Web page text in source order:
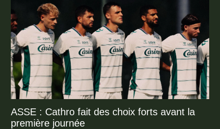
ASSE : Cathro fait des choix forts avant la
première journée